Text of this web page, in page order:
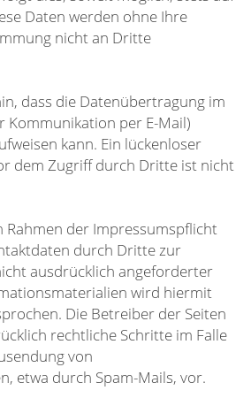
Daten werden ohne Ihre
nicht an Dritte
dass die Datenübertragung im
Kommunikation per E-Mail)
kann. Ein lückenloser
dem Zugriff durch Dritte ist nicht
Rahmen der Impressumspflicht
durch Dritte zur
ausdrücklich angeforderter
wird hiermit
Die Betreiber der Seiten
rechtliche Schritte im Falle
von
etwa durch Spam-Mails, vor.